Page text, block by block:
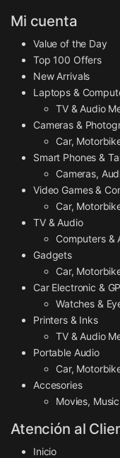
Mi cuenta
Value of the Day
Top 100 Offers
New Arrivals
Laptops &
TV & Audio
Cameras &
Car,
Smart Phones &
Cameras,
Video Games &
Car,
TV & Audio
Computers &
Gadgets
Car,
Car Electronic &
Watches &
Printers & Inks
TV & Audio
Portable Audio
Car,
Accesories
Movies,
Atención al
Inicio